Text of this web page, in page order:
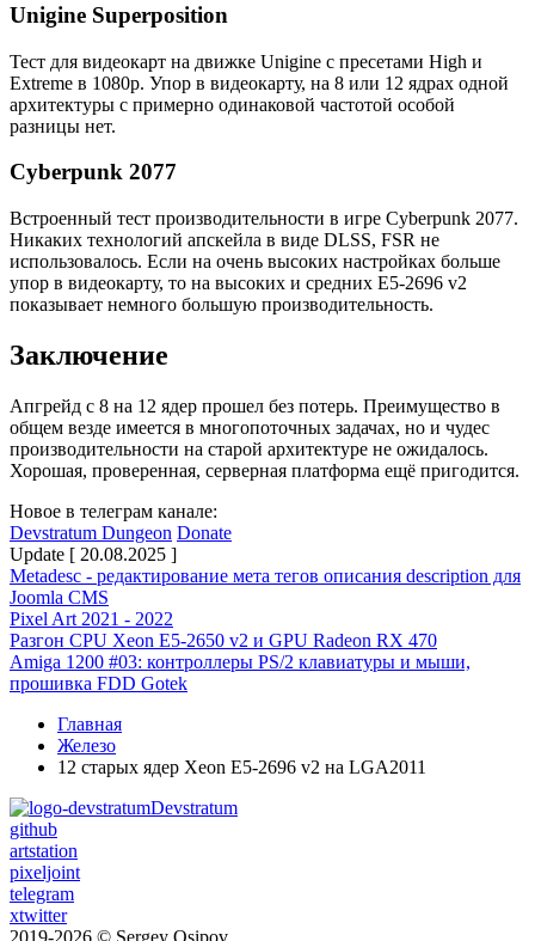
Unigine Superposition
Тест для видеокарт на движке Unigine с пресетами High и
Extreme в 1080p. Упор в видеокарту, на 8 или 12 ядрах одной
архитектуры с примерно одинаковой частотой особой
разницы нет.
Cyberpunk 2077
Встроенный тест производительности в игре Cyberpunk 2077.
Никаких технологий апскейла в виде DLSS, FSR не
использовалось. Если на очень высоких настройках больше
упор в видеокарту, то на высоких и средних E5-2696 v2
показывает немного большую производительность.
Заключение
Апгрейд с 8 на 12 ядер прошел без потерь. Преимущество в
общем везде имеется в многопоточных задачах, но и чудес
производительности на старой архитектуре не ожидалось.
Хорошая, проверенная, серверная платформа ещё пригодится.
Новое в телеграм канале:
Devstratum Dungeon Donate
Update [ 20.08.2025 ]
Metadesc - редактирование мета тегов описания description для
Joomla CMS
Pixel Art 2021 - 2022
Разгон CPU Xeon E5-2650 v2 и GPU Radeon RX 470
Amiga 1200 #03: контроллеры PS/2 клавиатуры и мыши,
прошивка FDD Gotek
Главная
Железо
12 старых ядер Xeon E5-2696 v2 на LGA2011
Devstratum
github
artstation
pixeljoint
telegram
xtwitter
2019-2026 © Sergey Osipov